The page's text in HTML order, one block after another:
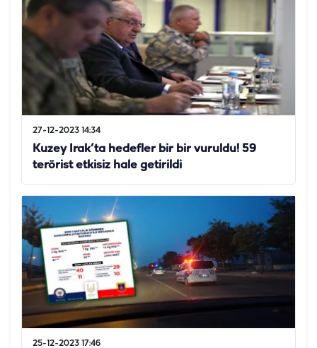
27-12-2023 14:34
Kuzey Irak’ta hedefler bir bir vuruldu! 59
terörist etkisiz hale getirildi
25-12-2023 17:46